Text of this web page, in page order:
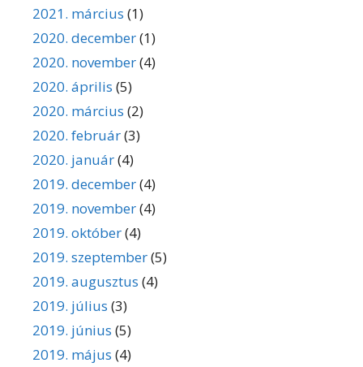
2021. március (1)
2020. december(1)
2020. november(4)
2020. április (5)
2020. március (2)
2020. február(3)
2020. január(4)
2019. december(4)
2019. november(4)
2019. október(4)
2019. szeptember(5)
2019. augusztus (4)
2019. július (3)
2019. június (5)
2019. május (4)